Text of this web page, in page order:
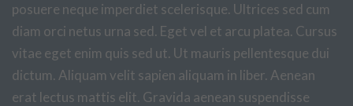
posuere neque imperdiet scelerisque. Ultrices sed cum
diam orci netus urna sed. Eget vel et arcu platea. Cursus
vitae eget enim quis sed ut. Ut mauris pellentesque dui
dictum. Aliquam velit sapien aliquam in liber. Aenean
erat lectus mattis elit. Gravida aenean suspendisse